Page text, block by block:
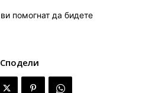
Сподели